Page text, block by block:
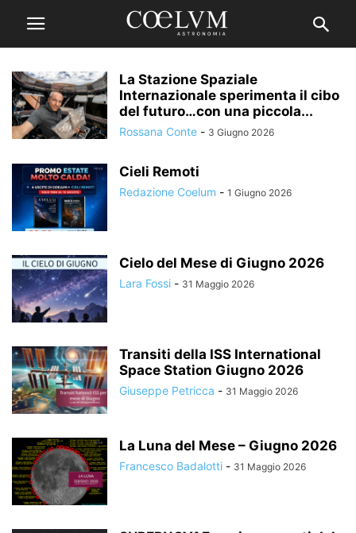
La Stazione Spaziale
Internazionale sperimenta il cibo
del futuro…con una piccola...
Rossana Conte - 3 Giugno 2026
Cieli Remoti
Redazione Coelum - 1 Giugno 2026
Cielo del Mese di Giugno 2026
Lara Fossi - 31 Maggio 2026
Transiti della ISS International
Space Station Giugno 2026
Giuseppe Petricca - 31 Maggio 2026
La Luna del Mese – Giugno 2026
Francesco Badalotti - 31 Maggio 2026